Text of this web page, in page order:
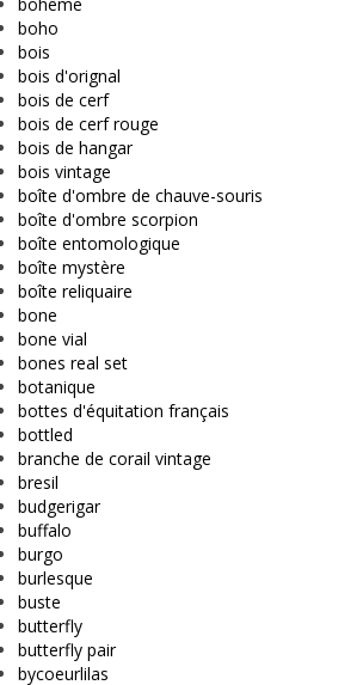
boho
bois
bois d'orignal
bois de cerf
bois de cerf rouge
bois de hangar
bois vintage
boîte d'ombre de chauve-souris
boîte d'ombre scorpion
boîte entomologique
boîte mystère
boîte reliquaire
bone
bone vial
bones real set
botanique
bottes d'équitation français
bottled
branche de corail vintage
bresil
budgerigar
buffalo
burgo
burlesque
buste
butterfly
butterfly pair
bycoeurlilas